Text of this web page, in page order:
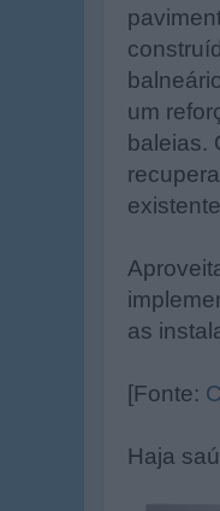
um
baleias.
as
[Fonte:
Haja